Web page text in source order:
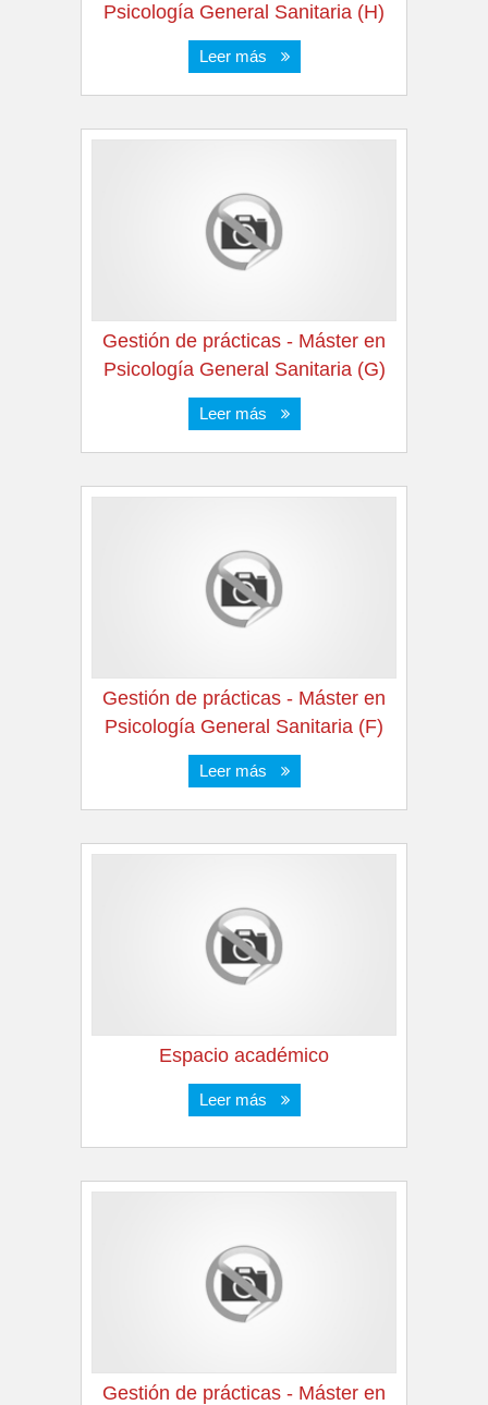
Psicología General Sanitaria (H)
Leer más
Gestión de prácticas - Máster en
Psicología General Sanitaria (G)
Leer más
Gestión de prácticas - Máster en
Psicología General Sanitaria (F)
Leer más
Espacio académico
Leer más
Gestión de prácticas - Máster en